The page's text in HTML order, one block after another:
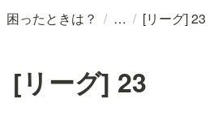
困ったときは？ / / [リーグ] 23
[リーグ] 23